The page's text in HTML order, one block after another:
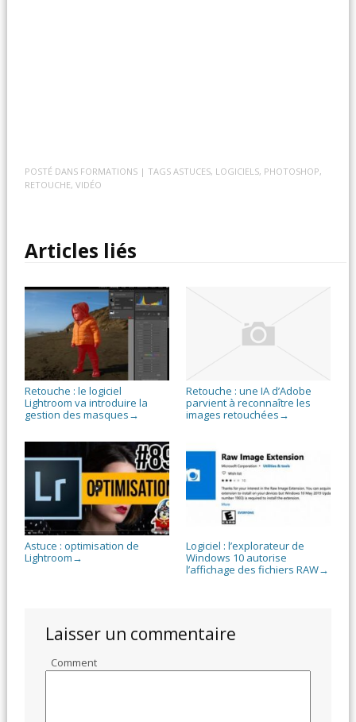
POSTÉ DANS FORMATIONS | TAGSASTUCES, LOGICIELS, PHOTOSHOP,
RETOUCHE,VIDÉO
Articles liés
Retouche : le logiciel
Lightroom va introduire la
gestion des masques →
Retouche : une IA d’Adobe
parvient à reconnaître les
images retouchées →
Astuce : optimisation de
Lightroom →
Logiciel : l’explorateur de
Windows 10 autorise
l’affichage des fichiers RAW→
Laisser un commentaire
Comment